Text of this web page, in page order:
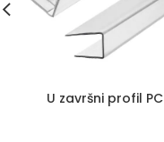
U završni profil PC